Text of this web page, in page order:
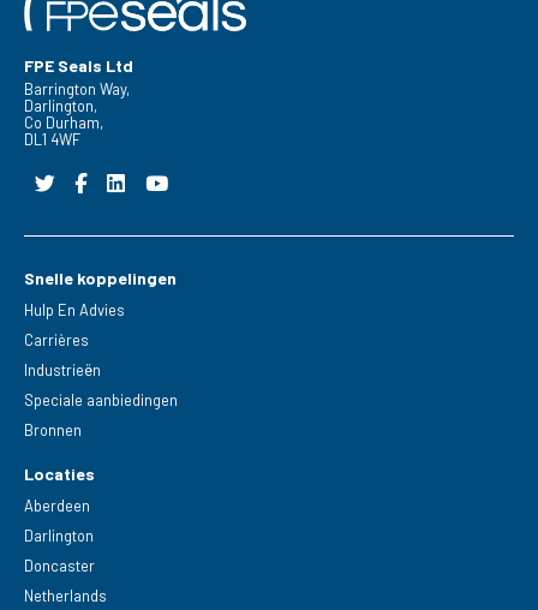
FPE Seals Ltd
Barrington Way,
Darlington,
Co Durham,
DL1 4WF
Snelle koppelingen
Hulp En Advies
Carrières
Industrieën
Speciale aanbiedingen
Bronnen
Locaties
Aberdeen
Darlington
Doncaster
Netherlands